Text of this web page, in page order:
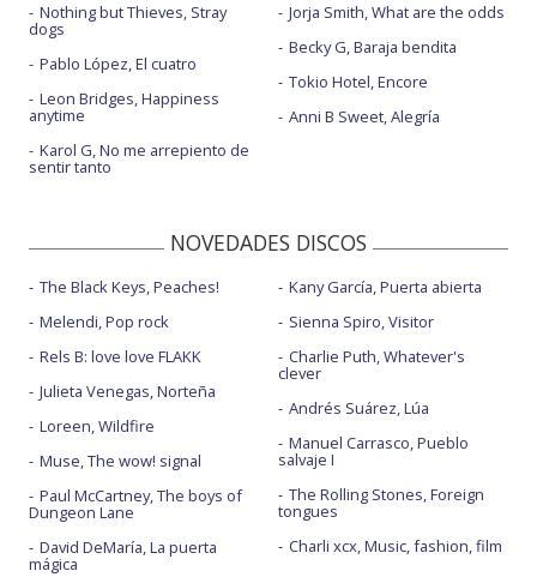
Nothing but Thieves, Stray
dogs
Pablo López, El cuatro
Leon Bridges, Happiness
anytime
Karol G, No me arrepiento de
sentir tanto
Jorja Smith, What are the odds
Becky G, Baraja bendita
Tokio Hotel, Encore
Anni B Sweet, Alegría
NOVEDADES DISCOS
The Black Keys, Peaches!
Melendi, Pop rock
Rels B: love love FLAKK
Julieta Venegas, Norteña
Loreen, Wildfire
Muse, The wow! signal
Paul McCartney, The boys of
Dungeon Lane
David DeMaría, La puerta
mágica
Kany García, Puerta abierta
Sienna Spiro, Visitor
Charlie Puth, Whatever's
clever
Andrés Suárez, Lúa
Manuel Carrasco, Pueblo
salvaje I
The Rolling Stones, Foreign
tongues
Charli xcx, Music, fashion, film